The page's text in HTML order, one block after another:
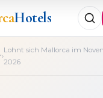
Hotels
›
Lohnt sich Mallorca im
2026